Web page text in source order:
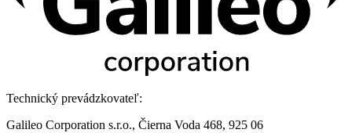
Technický prevádzkovateľ:
Galileo Corporation s.r.o., Čierna Voda 468, 925 06